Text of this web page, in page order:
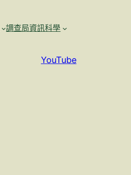
調查局資訊科學
YouTube